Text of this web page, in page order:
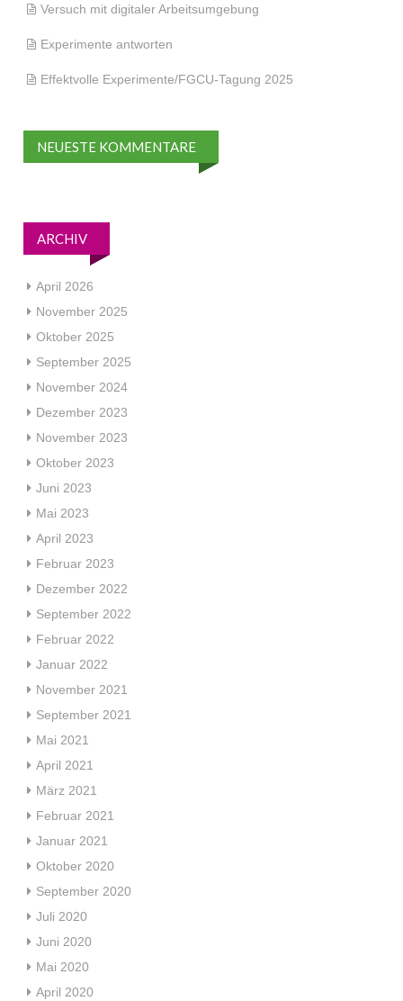
Versuch mit digitaler Arbeitsumgebung
Experimente antworten
Effektvolle Experimente/FGCU-Tagung 2025
NEUESTE KOMMENTARE
ARCHIV
April 2026
November 2025
Oktober 2025
September 2025
November 2024
Dezember 2023
November 2023
Oktober 2023
Juni 2023
Mai 2023
April 2023
Februar 2023
Dezember 2022
September 2022
Februar 2022
Januar 2022
November 2021
September 2021
Mai 2021
April 2021
März 2021
Februar 2021
Januar 2021
Oktober 2020
September 2020
Juli 2020
Juni 2020
Mai 2020
April 2020